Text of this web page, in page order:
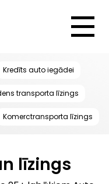
Kredīts auto iegādei
transporta līzings
Komerctransporta līzings
līzings